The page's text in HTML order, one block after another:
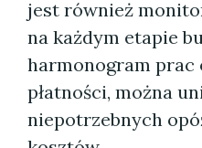
jest również
na każdym etapie
harmonogram
płatności, można
niepotrzebnych